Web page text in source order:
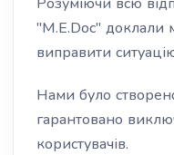
"M.E.Doc" доклали
виправити
Нами було
гарантовано
користувачів.